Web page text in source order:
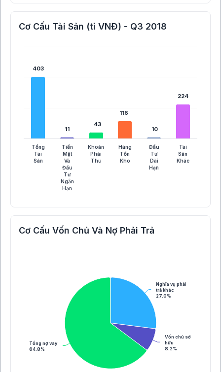
Cơ Cấu Tài Sản (tỉ VNĐ) - Q3 2018
403
403
11
11
43
43
116
116
10
10
224
224
Tổng
Tài
Sản
Tiền
Mặt
Và
Đầu
Tư
Ngắn
Hạn
Khoản
Phải
Thu
Hàng
Tồn
Kho
Đầu
Tư
Dài
Hạn
Tài
Sản
Khác
Cơ Cấu Vốn Chủ Và Nợ Phải Trả
Nghĩa vụ phải
trả khác
27.0%
Vốn chủ sở
hữu
8.2%
Tổng nợ vay
64.8%